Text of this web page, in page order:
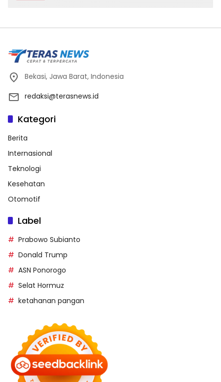
Bekasi, Jawa Barat, Indonesia
redaksi@terasnews.id
Kategori
Berita
Internasional
Teknologi
Kesehatan
Otomotif
Label
Prabowo Subianto
Donald Trump
ASN Ponorogo
Selat Hormuz
ketahanan pangan